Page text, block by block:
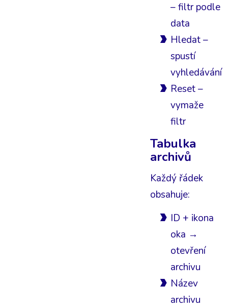
– filtr podle
data
Hledat –
spustí
vyhledávání
Reset –
vymaže
filtr
Tabulka
archivů
Každý řádek
obsahuje:
ID + ikona
oka →
otevření
archivu
Název
archivu